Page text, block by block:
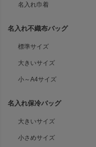
名入れ巾着
名入れ不織布バッグ
標準サイズ
大きいサイズ
小～A4サイズ
名入れ保冷バッグ
大きいサイズ
小さめサイズ